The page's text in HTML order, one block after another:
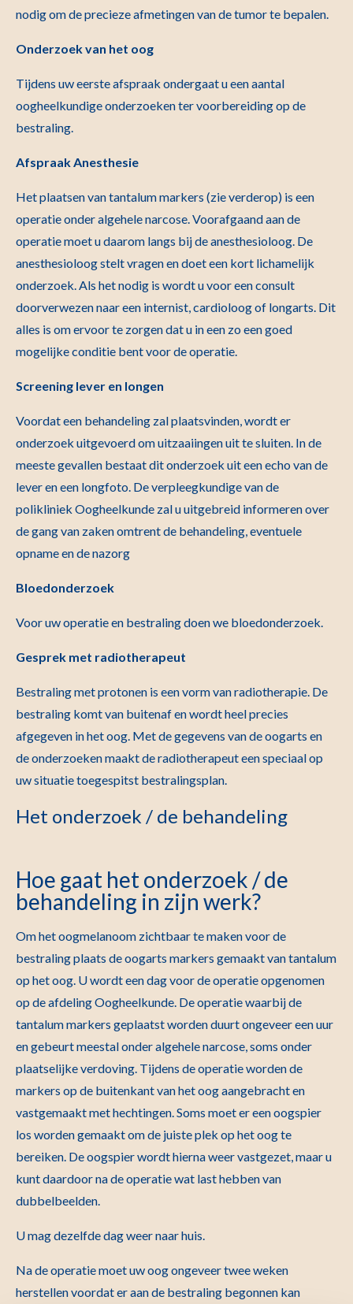
nodig om de precieze afmetingen van de tumor te bepalen.
Onderzoek van het oog
Tijdens uw eerste afspraak ondergaat u een aantal
oogheelkundige onderzoeken ter voorbereiding op de
bestraling.
Afspraak Anesthesie
Het plaatsen van tantalum markers (zie verderop) is een
operatie onder algehele narcose. Voorafgaand aan de
operatie moet u daarom langs bij de anesthesioloog. De
anesthesioloog stelt vragen en doet een kort lichamelijk
onderzoek. Als het nodig is wordt u voor een consult
doorverwezen naar een internist, cardioloog of longarts. Dit
alles is om ervoor te zorgen dat u in een zo een goed
mogelijke conditie bent voor de operatie.
Screening lever en longen
Voordat een behandeling zal plaatsvinden, wordt er
onderzoek uitgevoerd om uitzaaiingen uit te sluiten. In de
meeste gevallen bestaat dit onderzoek uit een echo van de
lever en een longfoto. De verpleegkundige van de
polikliniek Oogheelkunde zal u uitgebreid informeren over
de gang van zaken omtrent de behandeling, eventuele
opname en de nazorg
Bloedonderzoek
Voor uw operatie en bestraling doen we bloedonderzoek.
Gesprek met radiotherapeut
Bestraling met protonen is een vorm van radiotherapie. De
bestraling komt van buitenaf en wordt heel precies
afgegeven in het oog. Met de gegevens van de oogarts en
de onderzoeken maakt de radiotherapeut een speciaal op
uw situatie toegespitst bestralingsplan.
Het onderzoek / de behandeling
Hoe gaat het onderzoek / de
behandeling in zijn werk?
Om het oogmelanoom zichtbaar te maken voor de
bestraling plaats de oogarts markers gemaakt van tantalum
op het oog. U wordt een dag voor de operatie opgenomen
op de afdeling Oogheelkunde. De operatie waarbij de
tantalum markers geplaatst worden duurt ongeveer een uur
en gebeurt meestal onder algehele narcose, soms onder
plaatselijke verdoving. Tijdens de operatie worden de
markers op de buitenkant van het oog aangebracht en
vastgemaakt met hechtingen. Soms moet er een oogspier
los worden gemaakt om de juiste plek op het oog te
bereiken. De oogspier wordt hierna weer vastgezet, maar u
kunt daardoor na de operatie wat last hebben van
dubbelbeelden.
U mag dezelfde dag weer naar huis.
Na de operatie moet uw oog ongeveer twee weken
herstellen voordat er aan de bestraling begonnen kan